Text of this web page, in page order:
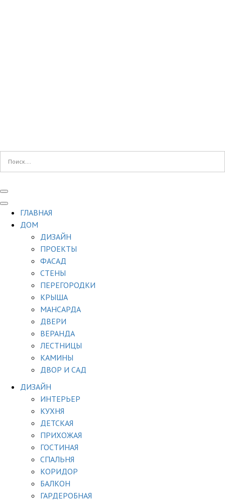
ГЛАВНАЯ
ДОМ
ДИЗАЙН
ПРОЕКТЫ
ФАСАД
СТЕНЫ
ПЕРЕГОРОДКИ
КРЫША
МАНСАРДА
ДВЕРИ
ВЕРАНДА
ЛЕСТНИЦЫ
КАМИНЫ
ДВОР И САД
ДИЗАЙН
ИНТЕРЬЕР
КУХНЯ
ДЕТСКАЯ
ПРИХОЖАЯ
ГОСТИНАЯ
СПАЛЬНЯ
КОРИДОР
БАЛКОН
ГАРДЕРОБНАЯ